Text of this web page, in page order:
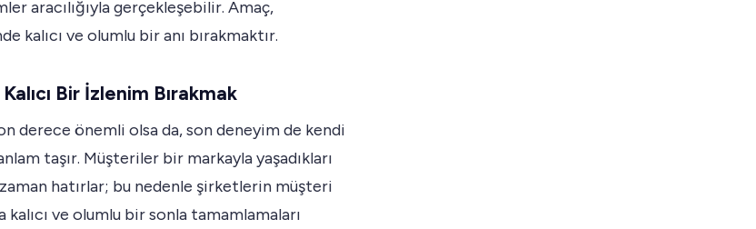
aracılığıyla gerçekleşebilir. Amaç,
kalıcı ve olumlu bir anı bırakmaktır.
Bir İzlenim Bırakmak
derece önemli olsa da, son deneyim de kendi
taşır. Müşteriler bir markayla yaşadıkları
hatırlar; bu nedenle şirketlerin müşteri
kalıcı ve olumlu bir sonla tamamlamaları